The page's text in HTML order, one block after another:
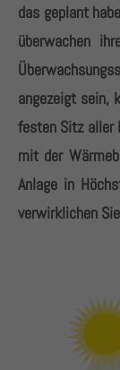
das geplant
überwachen
angezeigt sein,
festen Sitz aller
mit der
Anlage in
verwirklichen